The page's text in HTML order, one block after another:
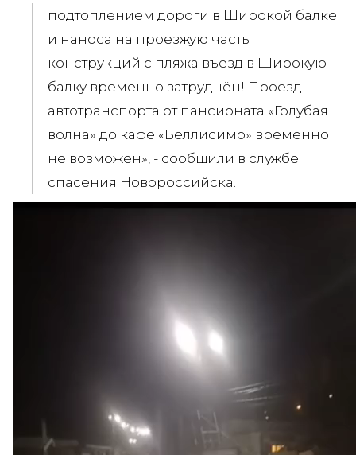
подтоплением дороги в Широкой балке
и наноса на проезжую часть
конструкций с пляжа въезд в Широкую
балку временно затруднён! Проезд
автотранспорта от пансионата «Голубая
волна» до кафе «Беллисимо» временно
не возможен», - сообщили в службе
спасения Новороссийска.